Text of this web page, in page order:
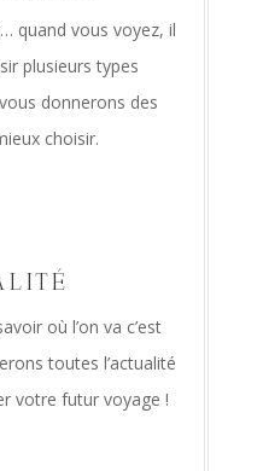
quand vous voyez, il
plusieurs types
donnerons des
choisir.
où l’on va c’est
toutes l’actualité
votre futur voyage !